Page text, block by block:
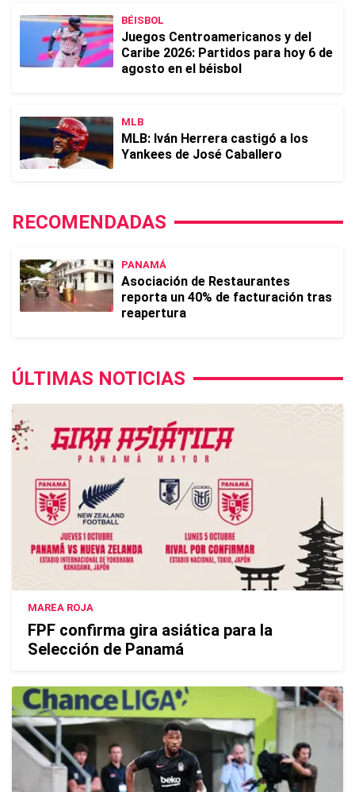
BÉISBOL
Juegos Centroamericanos y del
Caribe 2026: Partidos para hoy 6 de
agosto en el béisbol
MLB
MLB: Iván Herrera castigó a los
Yankees de José Caballero
RECOMENDADAS
PANAMÁ
Asociación de Restaurantes
reporta un 40% de facturación tras
reapertura
ÚLTIMAS NOTICIAS
MAREA ROJA
FPF confirma gira asiática para la
Selección de Panamá